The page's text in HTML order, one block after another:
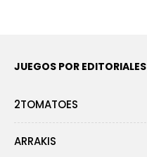
JUEGOS POR EDITORIALES
2TOMATOES
ARRAKIS